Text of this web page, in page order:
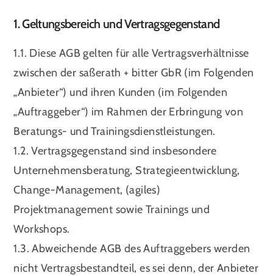
1. Geltungsbereich und Vertragsgegenstand
1.1. Diese AGB gelten für alle Vertragsverhältnisse
zwischen der saßerath + bitter GbR (im Folgenden
„Anbieter“) und ihren Kunden (im Folgenden
„Auftraggeber“) im Rahmen der Erbringung von
Beratungs- und Trainingsdienstleistungen.
1.2. Vertragsgegenstand sind insbesondere
Unternehmensberatung, Strategieentwicklung,
Change-Management, (agiles)
Projektmanagement sowie Trainings und
Workshops.
1.3. Abweichende AGB des Auftraggebers werden
nicht Vertragsbestandteil, es sei denn, der Anbieter